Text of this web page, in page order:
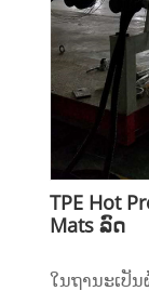
TPE Hot
Mats ລົດ
ໃນຖານະເປັ